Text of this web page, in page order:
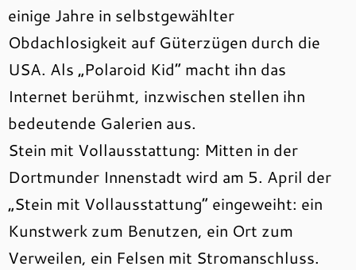
einige Jahre in selbstgewählter
Obdachlosigkeit auf Güterzügen durch die
USA. Als „Polaroid Kid“ macht ihn das
Internet berühmt, inzwischen stellen ihn
bedeutende Galerien aus.
Stein mit Vollausstattung: Mitten in der
Dortmunder Innenstadt wird am 5. April der
„Stein mit Vollausstattung“ eingeweiht: ein
Kunstwerk zum Benutzen, ein Ort zum
Verweilen, ein Felsen mit Stromanschluss.